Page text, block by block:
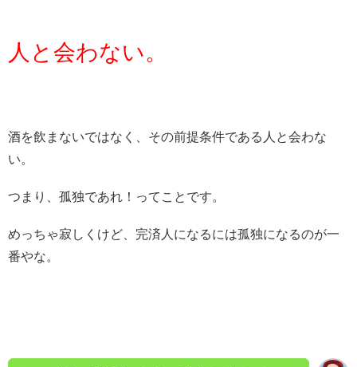
人と会わない。
酒を飲まないではなく、その前提条件である人と会わな
い。
つまり、孤独であれ！ってことです。
めっちゃ寂しくけど、完済人になるには孤独になるのが一
番やな。